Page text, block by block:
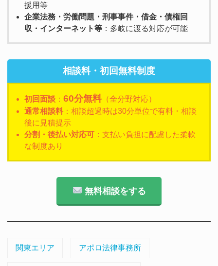
援用等
企業法務・労働問題・刑事事件・借金・債権回
収・インターネット等 ：多岐に渡る対応が可能
相談料・初回無料制度
初回面談 ： 60分無料 （全分野対応）
通常相談料 ：相談超過時は30分単位で有料・相談
後に見積提示
分割・後払い対応可 ：支払い負担に配慮した柔軟
な制度あり
無料相談をする
関東エリア アポロ法律事務所